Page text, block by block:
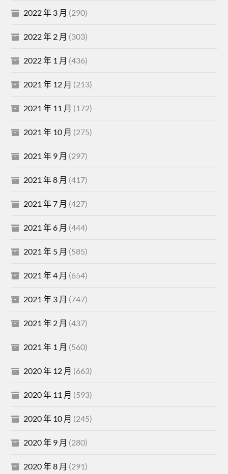
2022 年 3 月 (290)
2022 年 2 月 (303)
2022 年 1 月 (436)
2021 年 12 月 (213)
2021 年 11 月 (172)
2021 年 10 月 (275)
2021 年 9 月 (297)
2021 年 8 月 (417)
2021 年 7 月 (427)
2021 年 6 月 (444)
2021 年 5 月 (585)
2021 年 4 月 (654)
2021 年 3 月 (747)
2021 年 2 月 (437)
2021 年 1 月 (560)
2020 年 12 月 (663)
2020 年 11 月 (593)
2020 年 10 月 (245)
2020 年 9 月 (280)
2020 年 8 月 (291)